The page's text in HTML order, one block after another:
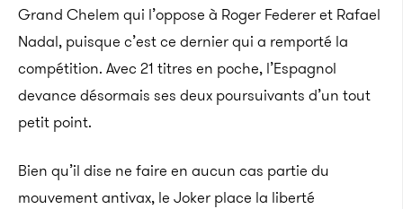
Grand Chelem qui l’oppose à Roger Federer et Rafael
Nadal, puisque c’est ce dernier qui a remporté la
compétition. Avec 21 titres en poche, l’Espagnol
devance désormais ses deux poursuivants d’un tout
petit point.
Bien qu’il dise ne faire en aucun cas partie du
mouvement antivax, le Joker place la liberté